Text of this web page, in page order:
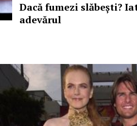
Dacă fumezi slăbești?
adevărul